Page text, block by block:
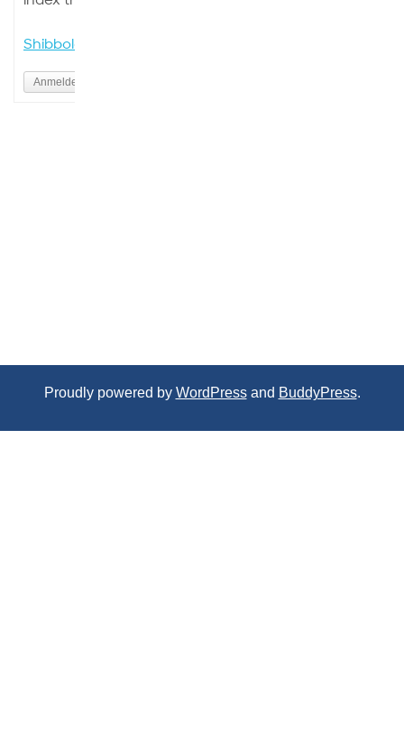
Shibboleth Login
Anmelden
Proudly powered by WordPressand BuddyPress.